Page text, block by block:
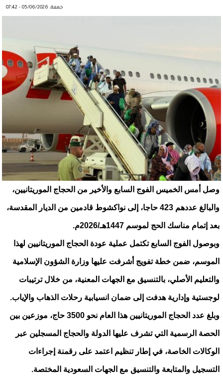
جمعة, 05/06/2026 - 07:42
وصل أمس الخميس الفوج السابع والأخير من الحجاج الموريتانيين،
والبالغ عددهم 423 حاجا، إلى نواكشوط قادمين من الديار المقدسة،
بعد إتمام مناسك الحج لموسم 1447هـ/2026م.
وبوصول الفوج السابع تكتمل عملية عودة الحجاج الموريتانيين لهذا
الموسم، ضمن خطة تفويج أشرفت عليها وزارة الشؤون الإسلامية
والتعليم الأصلي، بالتنسيق مع الجهات المعنية، من خلال ترتيبات
لوجستية وإدارية هدفت إلى ضمان انسيابية رحلات الذهاب والإياب.
وبلغ عدد الحجاج الموريتانيين هذا العام نحو 3500 حاج، موزعين بين
الحصة الرسمية التي تشرف عليها الدولة والحجاج المسجلين عبر
الوكالات الخاصة، في إطار تنظيم اعتمد على رقمنة إجراءات
التسجيل والمتابعة والتنسيق مع الجهات السعودية المختصة.